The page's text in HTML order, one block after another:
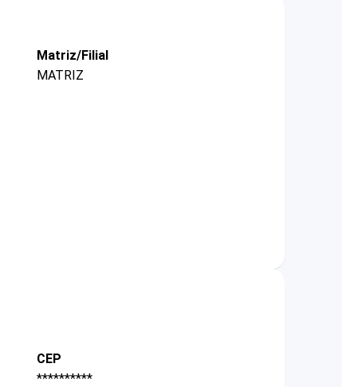
Matriz/Filial
MATRIZ
CEP
**********